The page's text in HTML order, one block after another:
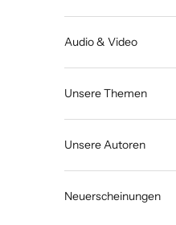
Audio & Video
Unsere Themen
Unsere Autoren
Neuerscheinungen